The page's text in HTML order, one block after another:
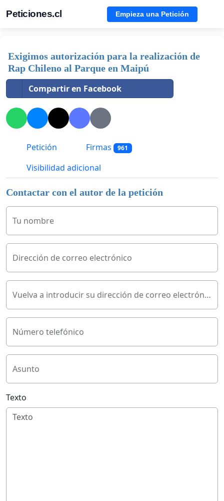
Peticiones.cl Empieza una Petición
Exigimos autorización para la realización de
Rap Chileno al Parque en Maipú
Compartir en Facebook
Petición Firmas 961
Visibilidad adicional
Contactar con el autor de la petición
Tu nombre
Dirección de correo electrónico
Vuelva a introducir su dirección de correo electrónico
Número telefónico
Asunto
Texto